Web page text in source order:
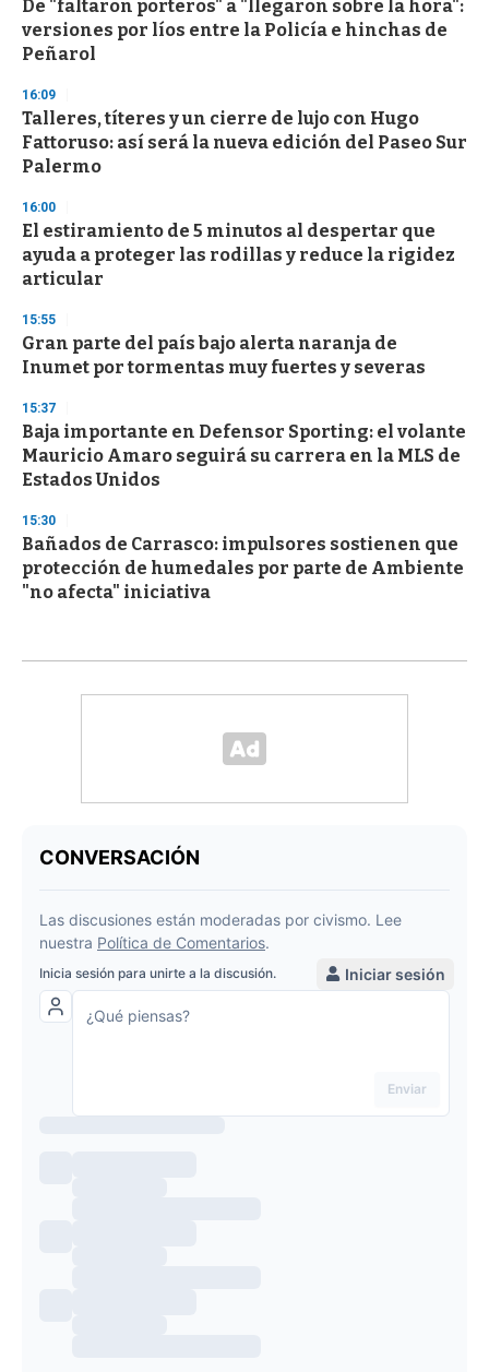
De "faltaron porteros" a "llegaron sobre la hora":
versiones por líos entre la Policía e hinchas de
Peñarol
16:09
Talleres, títeres y un cierre de lujo con Hugo
Fattoruso: así será la nueva edición del Paseo Sur
Palermo
16:00
El estiramiento de 5 minutos al despertar que
ayuda a proteger las rodillas y reduce la rigidez
articular
15:55
Gran parte del país bajo alerta naranja de
Inumet por tormentas muy fuertes y severas
15:37
Baja importante en Defensor Sporting: el volante
Mauricio Amaro seguirá su carrera en la MLS de
Estados Unidos
15:30
Bañados de Carrasco: impulsores sostienen que
protección de humedales por parte de Ambiente
"no afecta" iniciativa